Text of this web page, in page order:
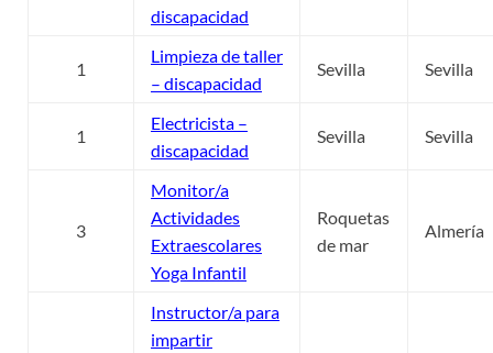
discapacidad
1
Limpieza de taller
– discapacidad
Sevilla Sevilla
1
Electricista –
discapacidad
Sevilla Sevilla
3
Monitor/a
Actividades
Extraescolares
Yoga Infantil
Roquetas
de mar
Almería
Instructor/a para
impartir